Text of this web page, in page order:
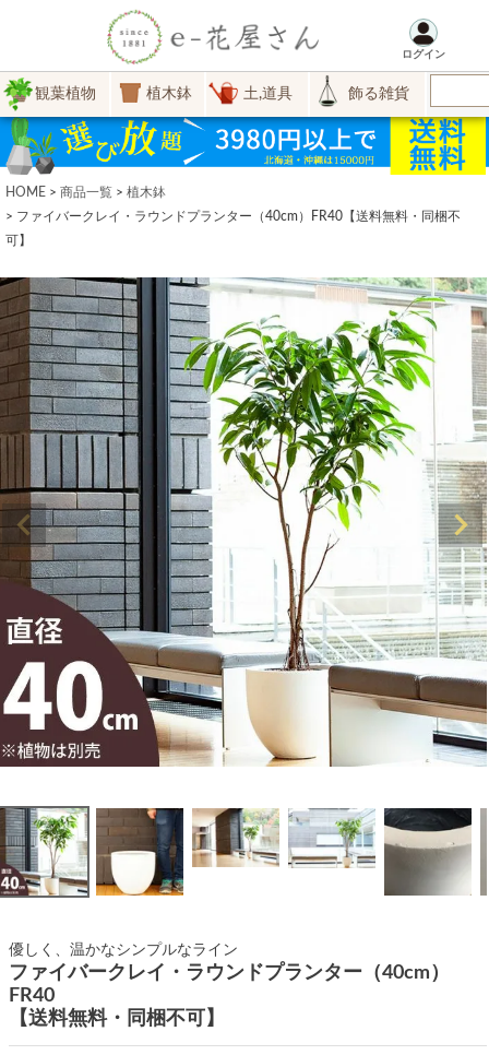
ログイン
観葉植物 植木鉢 土,道具 飾る雑貨
HOME 商品一覧
植木鉢
ファイバークレイ・ラウンドプランター（40cm）FR40【送料無料・同梱不
可】
優しく、温かなシンプルなライン
ファイバークレイ・ラウンドプランター（40cm）
FR40
【送料無料・同梱不可】